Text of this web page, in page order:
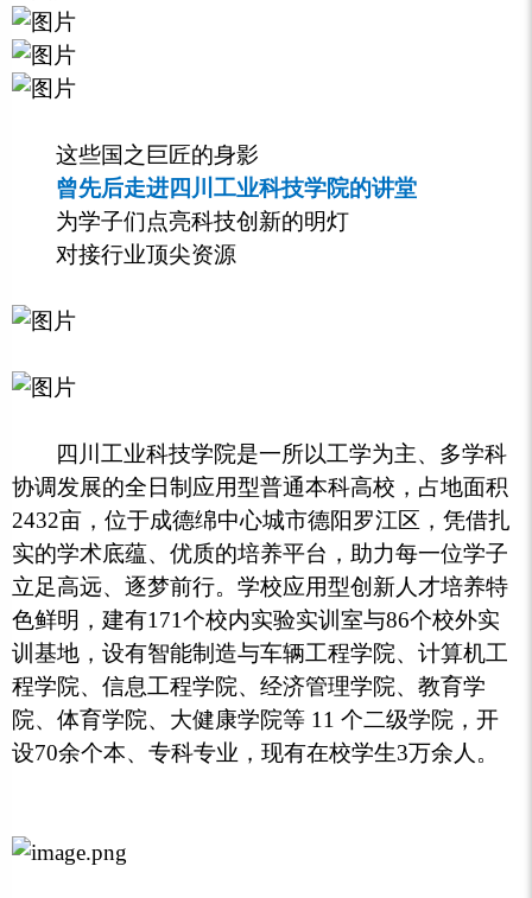
这些国之巨匠的身影
曾先后走进四川工业科技学院的讲堂
为学子们点亮科技创新的明灯
对接行业顶尖资源
四川工业科技学院是一所以工学为主、多学科
协调发展的全日制应用型普通本科高校，占地面积
2432亩，位于成德绵中心城市德阳罗江区，凭借扎
实的学术底蕴、优质的培养平台，助力每一位学子
立足高远、逐梦前行。学校应用型创新人才培养特
色鲜明，建有171个校内实验实训室与86个校外实
训基地，设有智能制造与车辆工程学院、计算机工
程学院、信息工程学院、经济管理学院、教育学
院、体育学院、大健康学院等 11 个二级学院，开
设70余个本、专科专业，现有在校学生3万余人。